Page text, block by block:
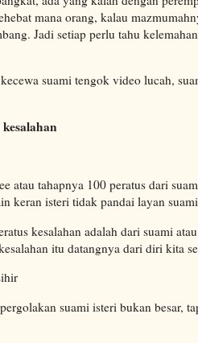
mana orang, kalau
Jadi setiap perlu tahu
suami tengok video lucah,
atau tahapnya 100 peratus dari
keran isteri tidak pandai layan
kesalahan adalah dari suami
itu datangnya dari diri kita
suami isteri bukan besar,